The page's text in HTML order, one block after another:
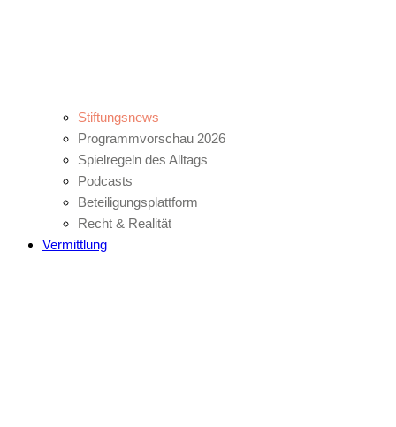
Stiftungsnews
Programmvorschau 2026
Spielregeln des Alltags
Podcasts
Beteiligungsplattform
Recht & Realität
Vermittlung